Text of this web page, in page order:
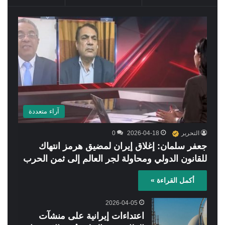
آراء متعددة
التحرير 2026-04-18
0
جعفر سلمان: إغلاق إيران لمضيق هرمز انتهاك
للقانون الدولي ومحاولة لجر العالم إلى ثمن الحرب
أكمل القراءة »
2026-04-05
اعتداءات إيرانية على منشآت